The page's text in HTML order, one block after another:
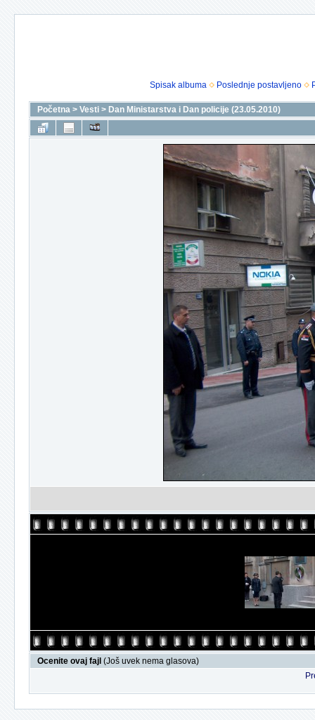
Spisak albuma Poslednje postavljeno
Početna > Vesti > Dan Ministarstva i Dan policije (23.05.2010)
Ocenite ovaj fajl (Još uvek nema glasova)